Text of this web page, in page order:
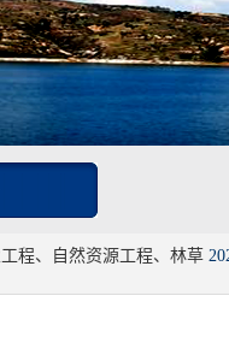
程、自然资源工程、林草